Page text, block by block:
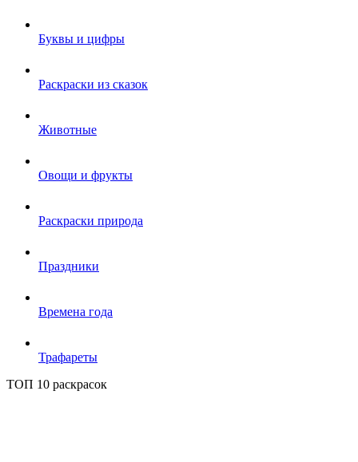
Буквы и цифры
Раскраски из сказок
Животные
Овощи и фрукты
Раскраски природа
Праздники
Времена года
Трафареты
ТОП 10 раскрасок